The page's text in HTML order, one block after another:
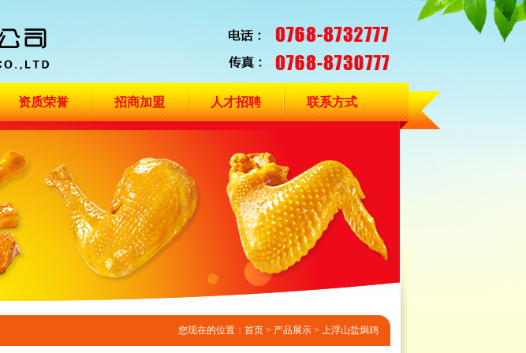
资质荣誉 招商加盟 人才招聘 联系方式
您现在的位置：首页 > 产品展示 > 上浮山盐焗鸡